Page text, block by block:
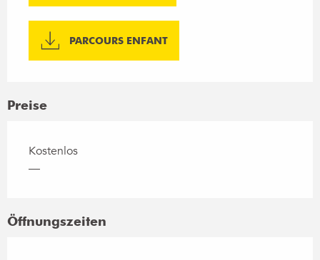
PARCOURS ENFANT
Preise
Kostenlos
—
Öffnungszeiten